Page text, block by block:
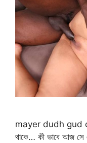
mayer dudh gud
থাকে… কী ভাবে আজ সে